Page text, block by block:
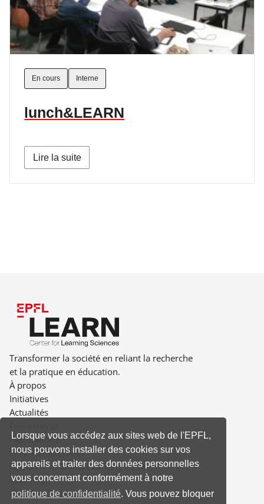
Lorsque vous accédez aux sites web de l'EPFL,
nous pouvons installer des cookies sur vos
appareils et traiter des données personnelles
vous concernant conformément à notre
politique de confidentialité. Vous pouvez bloquer
En cours Interne
lunch&LEARN
Lire la suite
Transformer la société en reliant la recherche
et la pratique en éducation.
À propos
Initiatives
Actualités
Publications
EPFL AVP-E-LEARN
RLC D1 740 (Rolex Learning Center)
Station 20
CH-1015 Lausanne